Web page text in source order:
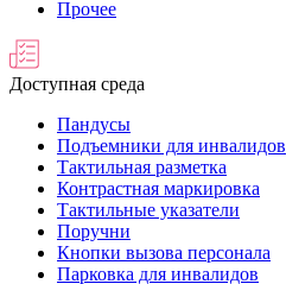
Прочее
Доступная среда
Пандусы
Подъемники для инвалидов
Тактильная разметка
Контрастная маркировка
Тактильные указатели
Поручни
Кнопки вызова персонала
Парковка для инвалидов